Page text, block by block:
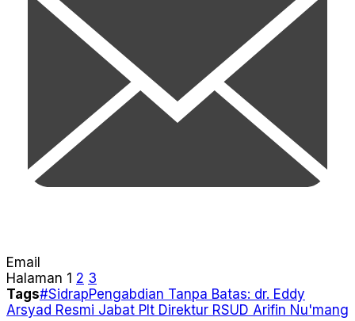
Email
Halaman 1 2 3
Tags#SidrapPengabdian Tanpa Batas: dr. Eddy
Arsyad Resmi Jabat Plt Direktur RSUD Arifin Nu'mang